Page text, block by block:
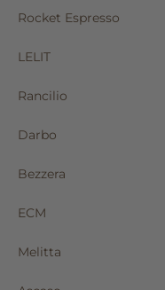
Rocket Espresso
LELIT
Rancilio
Darbo
Bezzera
ECM
Melitta